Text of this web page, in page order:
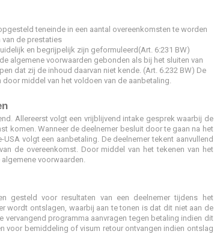
teneinde in een aantal overeenkomsten te worden
de prestaties
en begrijpelijk zijn geformuleerd(Art. 6:231 BW)
algemene voorwaarden gebonden als bij het sluiten van
dat zij de inhoud daarvan niet kende. (Art. 6.232 BW) De
middel van het voldoen van de aanbetaling.
Allereerst volgt een vrijblijvend intake gesprek waarbij de
komen. Wanneer de deelnemer besluit door te gaan na het
volgt een aanbetaling. De deelnemer tekent aanvullend
de overeenkomst. Door middel van het tekenen van het
voorwaarden.
gesteld voor resultaten van een deelnemer tijdens het
wordt ontslagen, waarbij aan te tonen is dat dit niet aan de
vervangend programma aanvragen tegen betaling indien dit
voor bemiddeling of visum retour ontvangen indien ontslag